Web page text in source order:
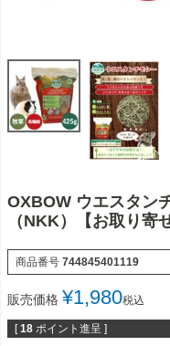
OXBOW ウエスタン
（NKK）【お取り寄
商品番号 744845401119
販売価格 ¥1,980税込
[ 18 ポイント進呈 ]